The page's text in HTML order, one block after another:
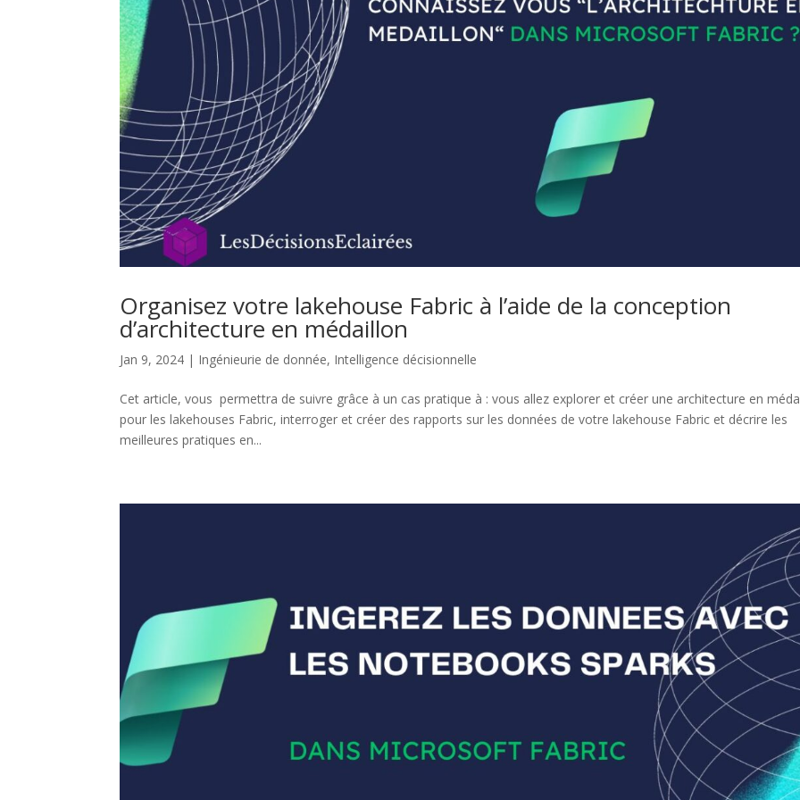
Organisez votre lakehouse Fabric à l’aide de la conception
d’architecture en médaillon
Jan 9, 2024 | Ingénieurie de donnée, Intelligence décisionnelle
Cet article, vous permettra de suivre grâce à un cas pratique à : vous allez explorer et créer une architecture en
pour les lakehouses Fabric, interroger et créer des rapports sur les données de votre lakehouse Fabric et décrire les
meilleures pratiques en...